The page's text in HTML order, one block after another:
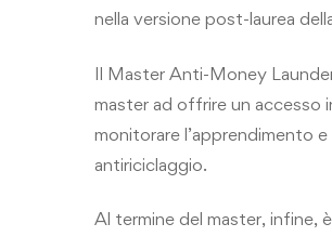
nella versione post-laurea
Il Master Anti-Money
master ad offrire un accesso
monitorare l’apprendimento
antiriciclaggio.
Al termine del master, infine,